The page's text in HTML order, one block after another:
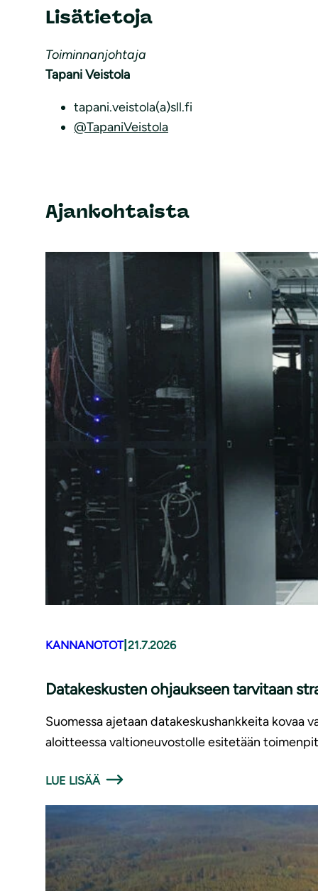
Lisätietoja
Toiminnanjohtaja
Tapani Veistola
tapani.veistola(a)sll.fi
@TapaniVeistola
Ajankohtaista
KANNANOTOT| 21.7.2026
Datakeskusten ohjaukseen tarvitaan
Suomessa ajetaan datakeskushankkeita kovaa
aloitteessa valtioneuvostolle esitetään
LUE LISÄÄ